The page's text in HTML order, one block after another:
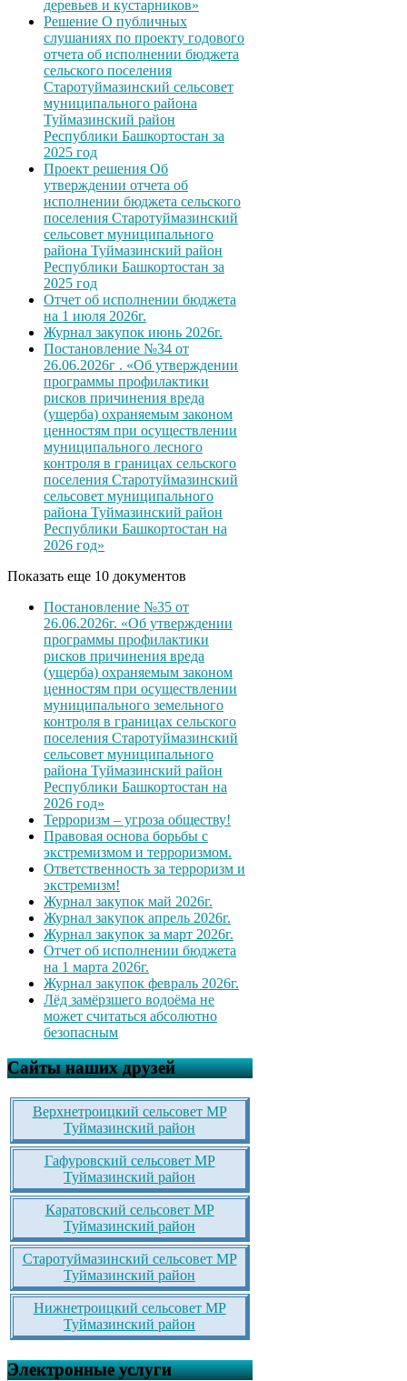
деревьев и кустарников»
Решение О публичных
слушаниях по проекту годового
отчета об исполнении бюджета
сельского поселения
Старотуймазинский сельсовет
муниципального района
Туймазинский район
Республики Башкортостан за
2025 год
Проект решения Об
утверждении отчета об
исполнении бюджета сельского
поселения Старотуймазинский
сельсовет муниципального
района Туймазинский район
Республики Башкортостан за
2025 год
Отчет об исполнении бюджета
на 1 июля 2026г.
Журнал закупок июнь 2026г.
Постановление №34 от
26.06.2026г . «Об утверждении
программы профилактики
рисков причинения вреда
(ущерба) охраняемым законом
ценностям при осуществлении
муниципального лесного
контроля в границах сельского
поселения Старотуймазинский
сельсовет муниципального
района Туймазинский район
Республики Башкортостан на
2026 год»
Показать еще 10 документов
Постановление №35 от
26.06.2026г. «Об утверждении
программы профилактики
рисков причинения вреда
(ущерба) охраняемым законом
ценностям при осуществлении
муниципального земельного
контроля в границах сельского
поселения Старотуймазинский
сельсовет муниципального
района Туймазинский район
Республики Башкортостан на
2026 год»
Терроризм – угроза обществу!
Правовая основа борьбы с
экстремизмом и терроризмом.
Ответственность за терроризм и
экстремизм!
Журнал закупок май 2026г.
Журнал закупок апрель 2026г.
Журнал закупок за март 2026г.
Отчет об исполнении бюджета
на 1 марта 2026г.
Журнал закупок февраль 2026г.
Лёд замёрзшего водоёма не
может считаться абсолютно
безопасным
Сайты наших друзей
Верхнетроицкий сельсовет МР
Туймазинский район
Гафуровский сельсовет МР
Туймазинский район
Каратовский сельсовет МР
Туймазинский район
Старотуймазинский сельсовет МР
Туймазинский район
Нижнетроицкий сельсовет МР
Туймазинский район
Электронные услуги